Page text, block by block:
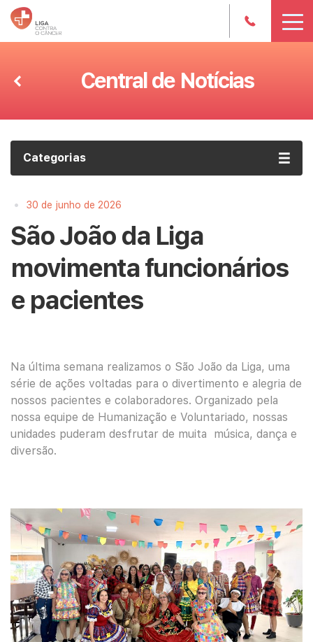
Central de Notícias
• 30 de junho de 2026
São João da Liga
movimenta funcionários
e pacientes
Na última semana realizamos o São João da Liga, uma
série de ações voltadas para o divertimento e alegria de
nossos pacientes e colaboradores. Organizado pela
nossa equipe de Humanização e Voluntariado, nossas
unidades puderam desfrutar de muita música, dança e
diversão.
Categorias